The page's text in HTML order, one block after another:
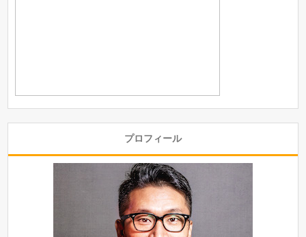
プロフィール